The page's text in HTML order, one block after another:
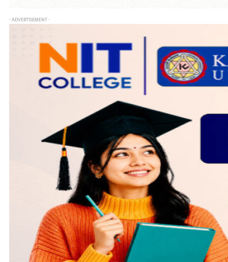
- ADVERTISEMENT -